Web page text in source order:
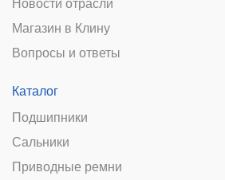
Новости отрасли
Магазин в Клину
Вопросы и ответы
Каталог
Подшипники
Сальники
Приводные ремни